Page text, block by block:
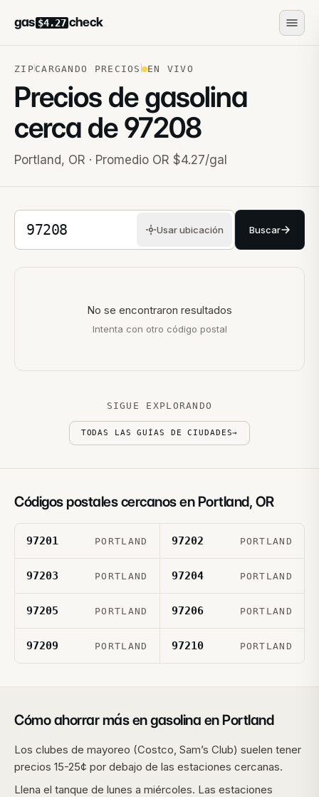
gas $4.27 check
ZIP CARGANDO PRECIOS EN VIVO
Precios de gasolina
cerca de97208
Portland, OR · Promedio OR $4.27/gal
Código postal de 5 dígitos
Usar ubicación Buscar
Estaciones cercanas
No se encontraron resultados
Intenta con otro código postal
SIGUE EXPLORANDO
TODAS LAS GUÍAS DE CIUDADES→
Códigos postales cercanos en Portland, OR
97201 PORTLAND 97202 PORTLAND
97203 PORTLAND 97204 PORTLAND
97205 PORTLAND 97206 PORTLAND
97209 PORTLAND 97210 PORTLAND
Cómo ahorrar más en gasolina en Portland
Los clubes de mayoreo (Costco, Sam’s Club) suelen tener
precios 15-25¢ por debajo de las estaciones cercanas.
Llena el tanque de lunes a miércoles. Las estaciones